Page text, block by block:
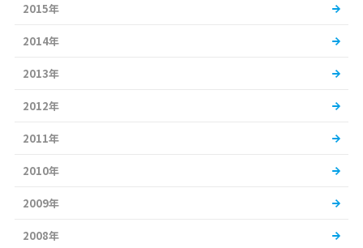
2015年
2014年
2013年
2012年
2011年
2010年
2009年
2008年